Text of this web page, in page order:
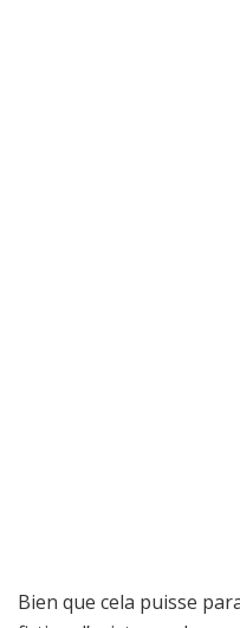
Bien que cela puisse